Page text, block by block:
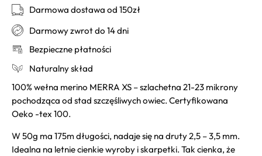
Darmowa dostawa od 150zł
Darmowy zwrot do 14 dni
Bezpieczne płatności
Naturalny skład
100% wełna merino MERRA XS – szlachetna 21-23 mikrony
pochodząca od stad szczęśliwych owiec. Certyfikowana
Oeko -tex 100.
W 50g ma 175m długości, nadaje się na druty 2,5 – 3,5 mm.
Idealna na letnie cienkie wyroby i skarpetki. Tak cienka, że